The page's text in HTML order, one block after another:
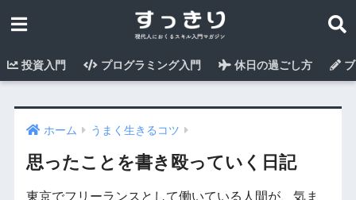
投資入門 プログラミング入門 休日の過ごし方
ホーム うまく生きるコツ
思ったことを書き殴っていく日記
東京でフリーランスとして働いている人間が、気ま